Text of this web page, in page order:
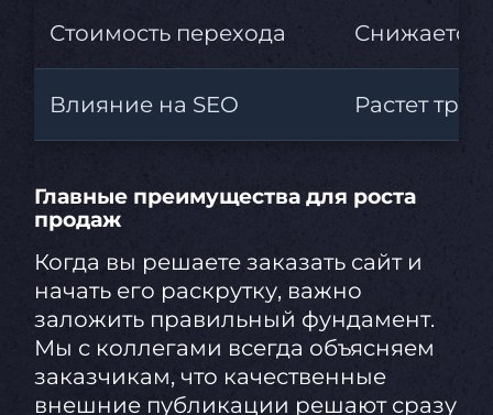
Стоимость перехода Снижается
Влияние на SEO Растет
Главные преимущества для роста
продаж
Когда вы решаете заказать сайт и
начать его раскрутку, важно
заложить правильный фундамент.
Мы с коллегами всегда объясняем
заказчикам, что качественные
внешние публикации решают сразу